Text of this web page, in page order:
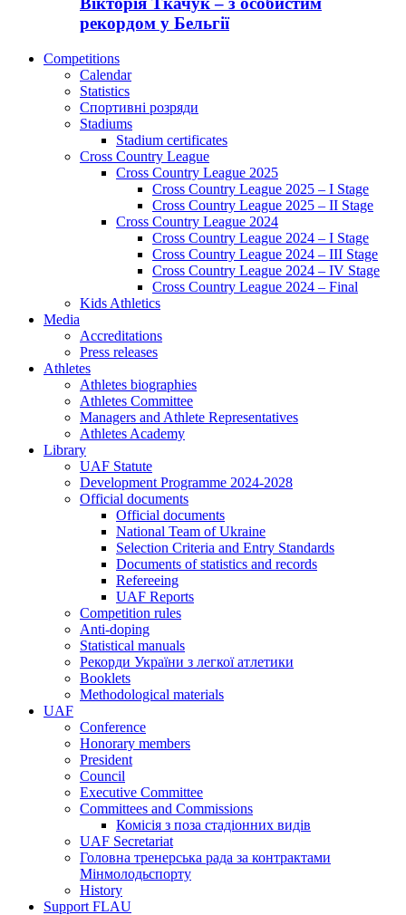
рекордом у Бельгії
Competitions
Calendar
Statistics
Спортивні розряди
Stadiums
Stadium certificates
Cross Country League
Cross Country League 2025
Cross Country League 2025 – I Stage
Cross Country League 2025 – II Stage
Cross Country League 2024
Cross Country League 2024 – I Stage
Cross Country League 2024 – III Stage
Cross Country League 2024 – IV Stage
Cross Country League 2024 – Final
Kids Athletics
Media
Accreditations
Press releases
Athletes
Athletes biographies
Athletes Committee
Managers and Athlete Representatives
Athletes Academy
Library
UAF Statute
Development Programme 2024-2028
Official documents
Official documents
National Team of Ukraine
Selection Criteria and Entry Standards
Documents of statistics and records
Refereeing
UAF Reports
Competition rules
Anti-doping
Statistical manuals
Рекорди України з легкої атлетики
Booklets
Methodological materials
UAF
Conference
Honorary members
President
Council
Executive Committee
Committees and Commissions
Комісія з поза стадіонних видів
UAF Secretariat
Головна тренерська рада за контрактами
Мінмолодьспорту
History
Support FLAU